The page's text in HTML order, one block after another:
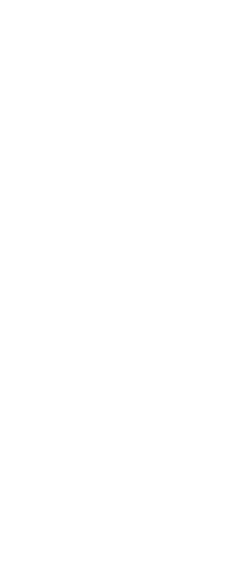
Indeed, the righteous will
˹They will be told,˺ “Eat